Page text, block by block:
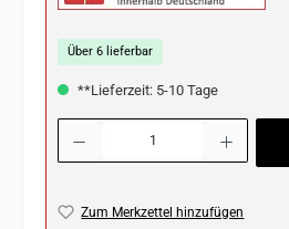
Über 6 lieferbar
**Lieferzeit: 5-10 Tage
Produkt Anzahl: Gib den gewünschten
Zum Merkzettel hinzufügen